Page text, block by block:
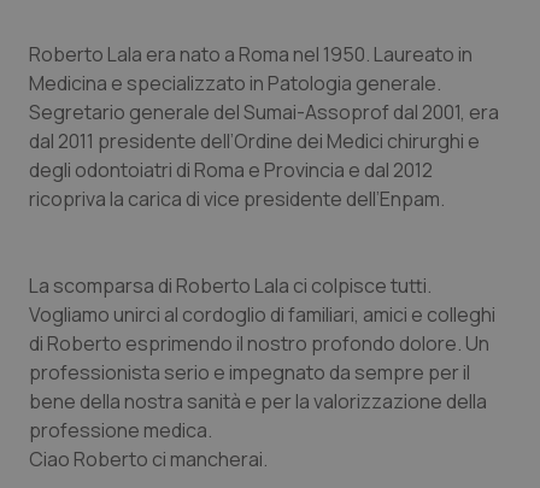
Friuli Venezia Giulia
Lazio
Liguria
Marche
Molise
Piemonte
Dermatite Atopica
Diabete & glucometri
Disturbi dell’umore
Donna & Salute
Epatiti
HIV
Roberto Lala era nato a Roma nel 1950. Laureato in
Medicina e specializzato in Patologia generale.
Segretario generale del Sumai-Assoprof dal 2001, era
dal 2011 presidente dell’Ordine dei Medici chirurghi e
degli odontoiatri di Roma e Provincia e dal 2012
ricopriva la carica di vice presidente dell’Enpam.
La scomparsa di Roberto Lala ci colpisce tutti.
Vogliamo unirci al cordoglio di familiari, amici e colleghi
di Roberto esprimendo il nostro profondo dolore. Un
professionista serio e impegnato da sempre per il
bene della nostra sanità e per la valorizzazione della
professione medica.
Ciao Roberto ci mancherai.